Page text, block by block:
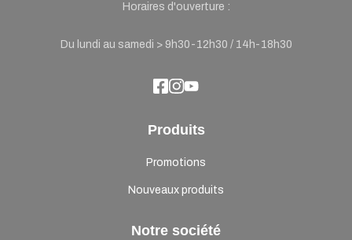
Horaires d'ouverture :
Du lundi au samedi > 9h30-12h30 / 14h-18h30
Produits
Promotions
Nouveaux produits
Notre société